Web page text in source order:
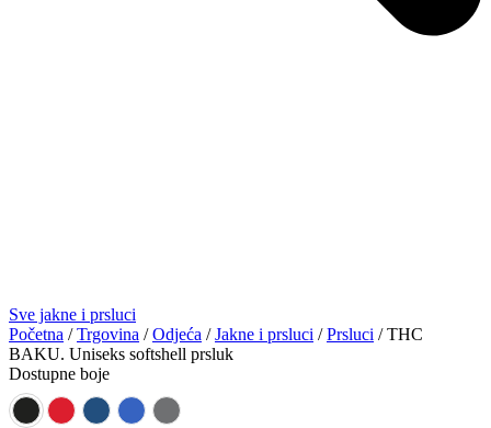
Sve jakne i prsluci
Početna /Trgovina /Odjeća /Jakne i prsluci /Prsluci / THC
BAKU. Uniseks softshell prsluk
Dostupne boje